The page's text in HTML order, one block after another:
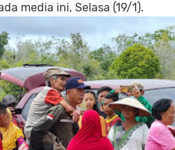
media ini, Selasa (19/1).